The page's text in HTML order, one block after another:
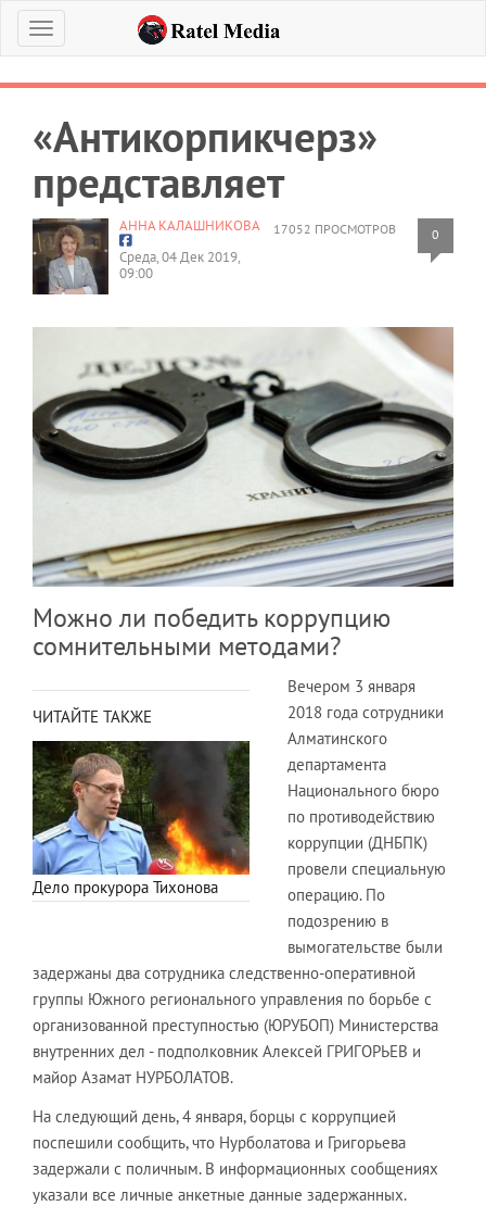
Меню
«Антикорпикчерз»
представляет
17052 ПРОСМОТРОВ 0
АННА КАЛАШНИКОВА
Среда, 04 Дек 2019,
09:00
Можно ли победить коррупцию
сомнительными методами?
ЧИТАЙТЕ ТАКЖЕ
Дело прокурора Тихонова
Вечером 3 января
2018 года сотрудники
Алматинского
департамента
Национального бюро
по противодействию
коррупции (ДНБПК)
провели специальную
операцию. По
подозрению в
вымогательстве были
задержаны два сотрудника следственно-оперативной
группы Южного регионального управления по борьбе с
организованной преступностью (ЮРУБОП) Министерства
внутренних дел - подполковник Алексей ГРИГОРЬЕВ и
майор Азамат НУРБОЛАТОВ.
На следующий день, 4 января, борцы с коррупцией
поспешили сообщить, что Нурболатова и Григорьева
задержали с поличным. В информационных сообщениях
указали все личные анкетные данные задержанных.